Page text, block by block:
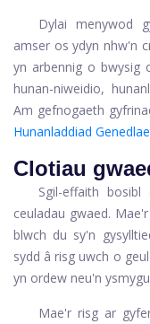
Dylai menywod
amser os ydyn nhw'n
yn arbennig o bwysig
hunan-niweidio,
Am gefnogaeth
Hunanladdiad
Clotiau
Sgil-effaith
ceuladau gwaed.
blwch du sy'n
sydd â risg uwch o
yn ordew neu'n
Mae'r risg ar